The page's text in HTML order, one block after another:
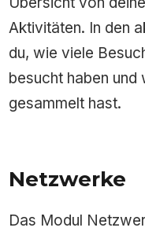
Aktivitäten. In den
du, wie viele
besucht haben und
gesammelt hast.
Netzwerke
Das Modul